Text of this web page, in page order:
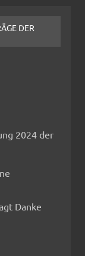
DER
2024 der
Danke